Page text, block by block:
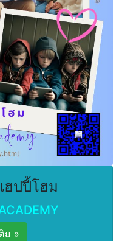
ฮปปี้โฮม
ม »